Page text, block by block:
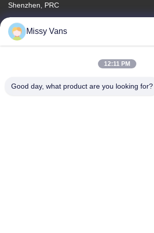
Shenzhen, PRC
Telefone
+86-185-7643-6547
Missy Vans
12:11 PM
Good day, what product are you looking for?